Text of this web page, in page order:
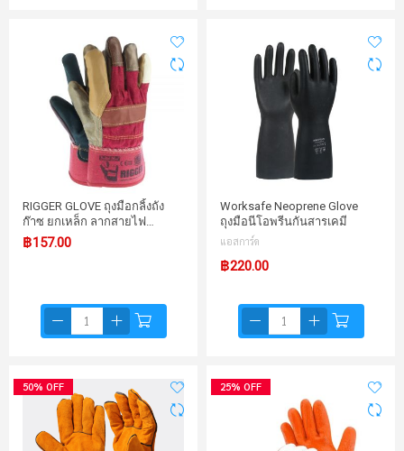
RIGGER GLOVE ถุงมือกลิ้งถัง
ก๊าซ ยกเหล็ก ลากสายไฟ…
฿157.00
Worksafe Neoprene Glove
ถุงมือนีโอพรีนกันสารเคมี
แอสการ์ด
฿220.00
50% OFF 25% OFF